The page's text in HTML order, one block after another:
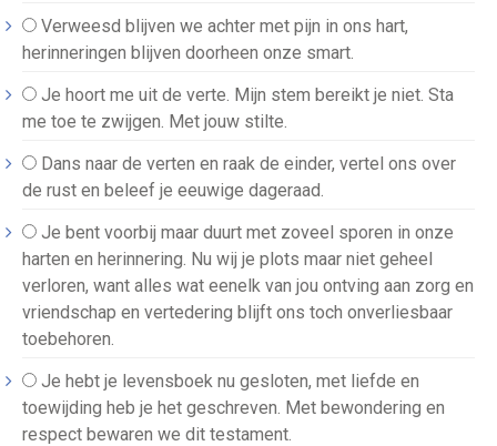
Verweesd blijven we achter met pijn in ons hart,
herinneringen blijven doorheen onze smart.
Je hoort me uit de verte. Mijn stem bereikt je niet. Sta
me toe te zwijgen. Met jouw stilte.
Dans naar de verten en raak de einder, vertel ons over
de rust en beleef je eeuwige dageraad.
Je bent voorbij maar duurt met zoveel sporen in onze
harten en herinnering. Nu wij je plots maar niet geheel
verloren, want alles wat eenelk van jou ontving aan zorg en
vriendschap en vertedering blijft ons toch onverliesbaar
toebehoren.
Je hebt je levensboek nu gesloten, met liefde en
toewijding heb je het geschreven. Met bewondering en
respect bewaren we dit testament.